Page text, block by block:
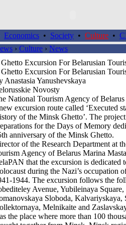
Economics • Society • Culture •
› Culture › News
Excursion For Belarusian
Excursion For Belarusian
Anastasia Yanushevskaya
Novosty
National Tourism Agency of Belarus
excursion route called ‘Executed
of the Minsk Ghetto’. The
for the Days of Memory
anniversary of the Minsk Ghetto.
of the Research Department at
Agency of Belarus Marina
that the excursion is dedicated
during the Nazi’s occupation
1944. The excursion follows the
Avenue, Yubileinaya
Sloboda, Kalvariyskaya,
Melnikaite and
the place where more than 100